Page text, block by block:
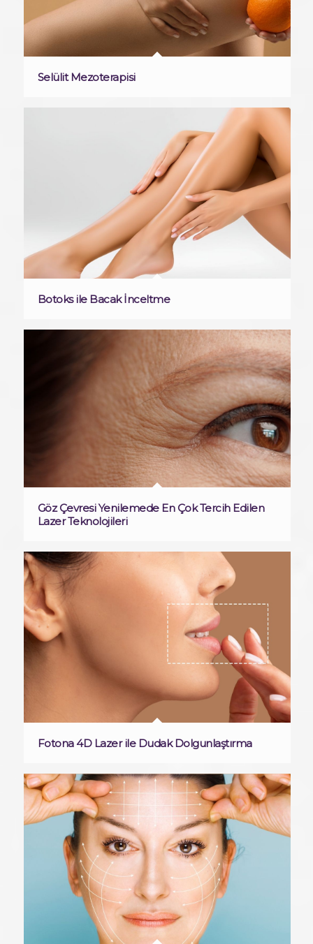
Selülit Mezoterapisi
Botoks ile Bacak İnceltme
Göz Çevresi Yenilemede En Çok Tercih Edilen
Lazer Teknolojileri
Fotona 4D Lazer ile Dudak Dolgunlaştırma